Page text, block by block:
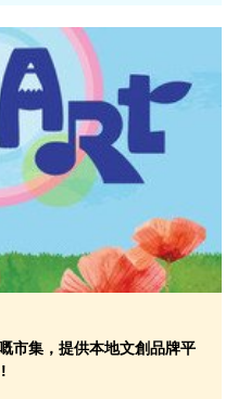
市集，提供本地文創品牌平